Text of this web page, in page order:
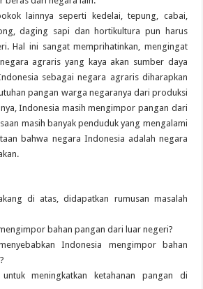
lainnya seperti kedelai, tepung, cabai,
daging sapi dan hortikultura pun harus
Hal ini sangat memprihatinkan, mengingat
agraris yang kaya akan sumber daya
sebagai negara agraris diharapkan
pangan warga negaranya dari produksi
Indonesia masih mengimpor pangan dari
masih banyak penduduk yang mengalami
bahwa negara Indonesia adalah negara
di atas, didapatkan rumusan masalah
bahan pangan dari luar negeri?
Indonesia mengimpor bahan
meningkatkan ketahanan pangan di